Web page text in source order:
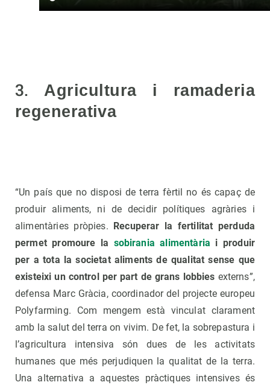
3.
Agricultura i ramaderia
regenerativa
“Un país que no disposi de terra fèrtil no és capaç de
produir aliments, ni de decidir polítiques agràries i
alimentàries pròpies. Recuperar la fertilitat perduda
permet promoure la sobirania alimentària i produir
per a tota la societat aliments de qualitat sense que
existeixi un control per part de grans lobbies externs”,
defensa Marc Gràcia, coordinador del projecte europeu
Polyfarming. Com mengem està vinculat clarament
amb la salut del terra on vivim. De fet, la sobrepastura i
l’agricultura intensiva són dues de les activitats
humanes que més perjudiquen la qualitat de la terra.
Una alternativa a aquestes pràctiques intensives és